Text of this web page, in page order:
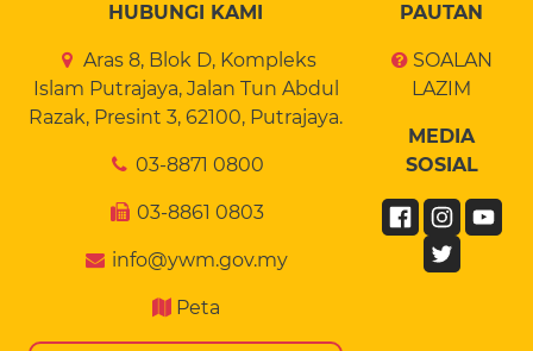
HUBUNGI KAMI
Aras 8, Blok D, Kompleks
Islam Putrajaya, Jalan Tun Abdul
Razak, Presint 3, 62100, Putrajaya.
03-8871 0800
03-8861 0803
info@ywm.gov.my
Peta
PAUTAN
SOALAN
LAZIM
MEDIA
SOSIAL